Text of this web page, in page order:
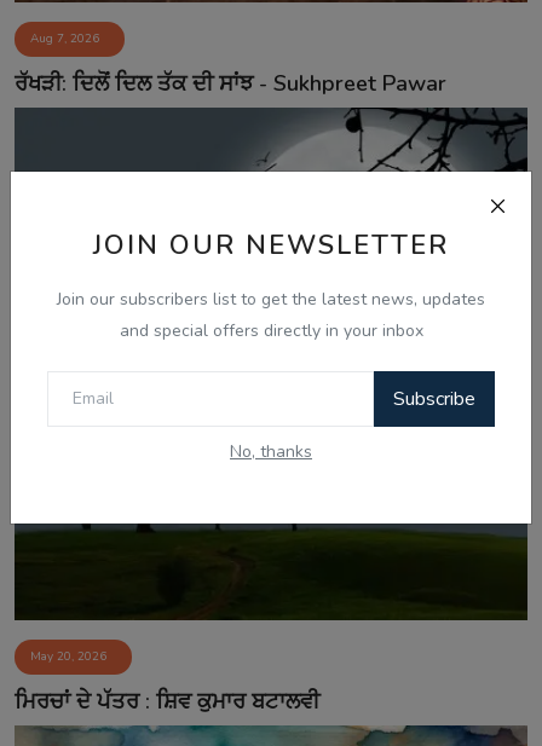
JOIN OUR NEWSLETTER
Join our subscribers list to get the latest news, updates
and special offers directly in your inbox
Subscribe
No, thanks
Aug 7, 2026
ਰੱਖੜੀ: ਦਿਲੋਂ ਦਿਲ ਤੱਕ ਦੀ ਸਾਂਝ - Sukhpreet Pawar
May 20, 2026
ਮਿਰਚਾਂ ਦੇ ਪੱਤਰ : ਸ਼ਿਵ ਕੁਮਾਰ ਬਟਾਲਵੀ